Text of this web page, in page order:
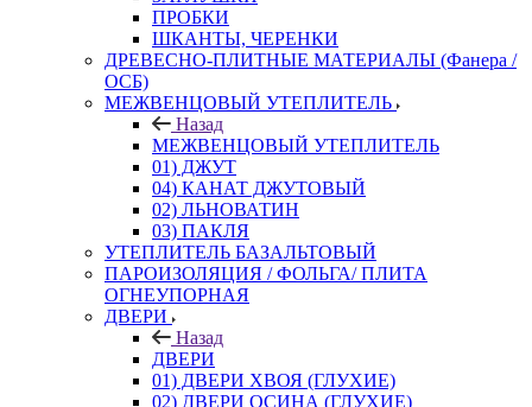
ПРОБКИ
ШКАНТЫ, ЧЕРЕНКИ
ДРЕВЕСНО-ПЛИТНЫЕ МАТЕРИАЛЫ (Фанера /
ОСБ)
МЕЖВЕНЦОВЫЙ УТЕПЛИТЕЛЬ
Назад
МЕЖВЕНЦОВЫЙ УТЕПЛИТЕЛЬ
01) ДЖУТ
04) КАНАТ ДЖУТОВЫЙ
02) ЛЬНОВАТИН
03) ПАКЛЯ
УТЕПЛИТЕЛЬ БАЗАЛЬТОВЫЙ
ПАРОИЗОЛЯЦИЯ / ФОЛЬГА/ ПЛИТА
ОГНЕУПОРНАЯ
ДВЕРИ
Назад
ДВЕРИ
01) ДВЕРИ ХВОЯ (ГЛУХИЕ)
02) ДВЕРИ ОСИНА (ГЛУХИЕ)